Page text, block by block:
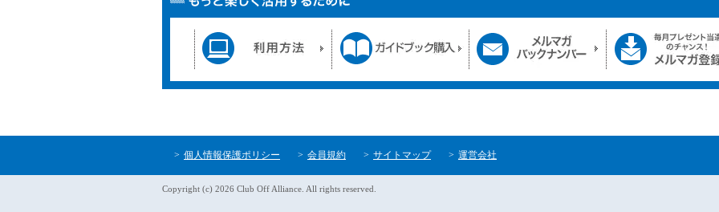
個人情報保護ポリシー 会員規約 サイトマップ 運営会社
Copyright (c) 2026 Club Off Alliance. All rights reserved.